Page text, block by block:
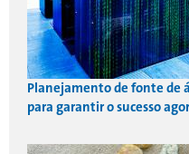
Planejamento de fonte de
para garantir o sucesso